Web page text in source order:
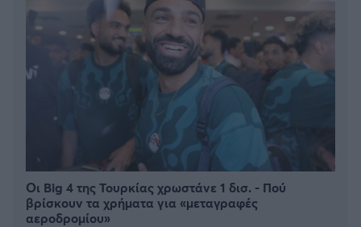
Οι Big 4 της Τουρκίας χρωστάνε 1 δισ. - Πού
βρίσκουν τα χρήματα για «μεταγραφές
αεροδρομίου»